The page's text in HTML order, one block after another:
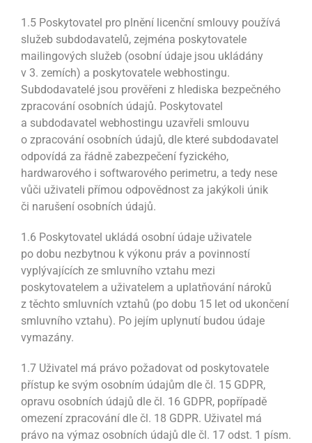
1.5 Poskytovatel pro plnění licenční smlouvy používá
služeb subdodavatelů, zejména poskytovatele
mailingových služeb (osobní údaje jsou ukládány
v 3. zemích) a poskytovatele webhostingu.
Subdodavatelé jsou prověřeni z hlediska bezpečného
zpracování osobních údajů. Poskytovatel
a subdodavatel webhostingu uzavřeli smlouvu
o zpracování osobních údajů, dle které subdodavatel
odpovídá za řádně zabezpečení fyzického,
hardwarového i softwarového perimetru, a tedy nese
vůči uživateli přímou odpovědnost za jakýkoli únik
či narušení osobních údajů.
1.6 Poskytovatel ukládá osobní údaje uživatele
po dobu nezbytnou k výkonu práv a povinností
vyplývajících ze smluvního vztahu mezi
poskytovatelem a uživatelem a uplatňování nároků
z těchto smluvních vztahů (po dobu 15 let od ukončení
smluvního vztahu). Po jejím uplynutí budou údaje
vymazány.
1.7 Uživatel má právo požadovat od poskytovatele
přístup ke svým osobním údajům dle čl. 15 GDPR,
opravu osobních údajů dle čl. 16 GDPR, popřípadě
omezení zpracování dle čl. 18 GDPR. Uživatel má
právo na výmaz osobních údajů dle čl. 17 odst. 1 písm.